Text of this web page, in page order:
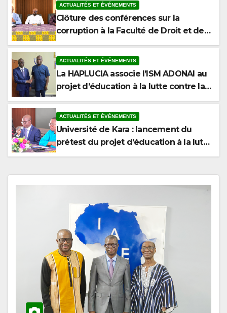
Clôture des conférences sur la
corruption à la Faculté de Droit et des
Sciences Politiques de l’Université de
Kara
ACTUALITÉS ET ÉVÉNEMENTS
La HAPLUCIA associe l’ISM ADONAI au
projet d’éducation à la lutte contre la
corruption
ACTUALITÉS ET ÉVÉNEMENTS
Université de Kara : lancement du
prétest du projet d’éducation à la lutte
contre la corruption